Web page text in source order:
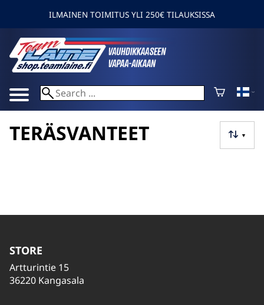
ILMAINEN TOIMITUS YLI 250€ TILAUKSISSA
▼
TERÄSVANTEET
STORE
Artturintie 15
36220 Kangasala